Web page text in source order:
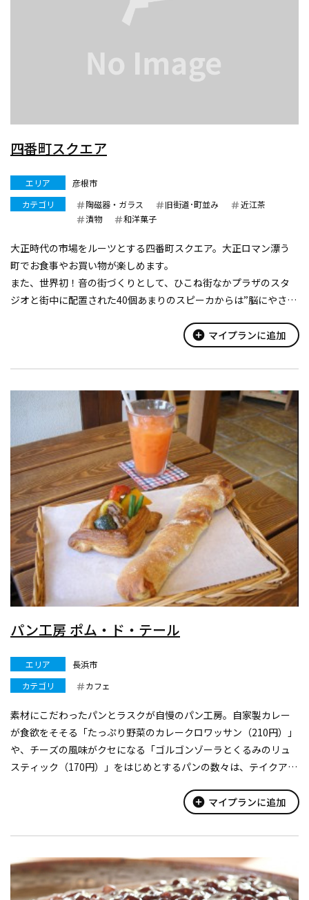
四番町スクエア
エリア
彦根市
カテゴリ
陶磁器・ガラス 旧街道･町並み
近江茶
漬物
和洋菓子
大正時代の市場をルーツとする四番町スクエア。大正ロマン漂う
町でお食事やお買い物が楽しめます。
また、世界初！音の街づくりとして、ひこね街なかプラザのスタ
ジオと街中に配置された40個あまりのスピーカからは”脳にやさし
add_circle マイプランに追加
パン工房 ポム・ド・テール
エリア
長浜市
カテゴリ
カフェ
素材にこだわったパンとラスクが自慢のパン工房。自家製カレー
が食欲をそそる「たっぷり野菜のカレークロワッサン（210円）」
や、チーズの風味がクセになる「ゴルゴンゾーラとくるみのリュ
スティック（170円）」をはじめとするパンの数々は、テイクアウ
add_circle マイプランに追加